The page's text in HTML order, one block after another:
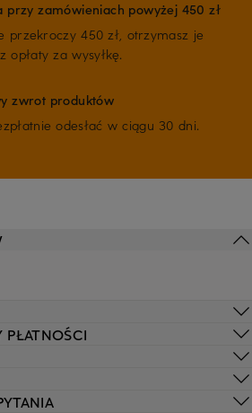
przy zamówieniach powyżej 450 zł
przekroczy 450 zł, otrzymasz je
za wysyłkę.
zwrot produktów
odesłać w ciągu 30 dni.
PŁATNOŚCI